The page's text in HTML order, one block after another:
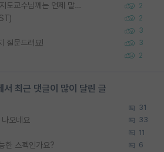
타대학원 컨텍 준비중인데, 지도교수님께는 언제 말씀드려야 할까요? 2
2
3
질문드려요! 3
2
최근 댓글이 많이 달린 글
31
오네요 33
11
한 스펙인가요? 6